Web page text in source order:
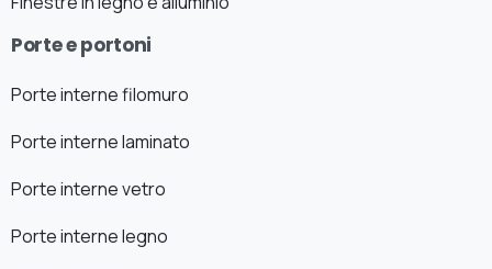
Porte e portoni
Porte interne filomuro
Porte interne laminato
Porte interne vetro
Porte interne legno